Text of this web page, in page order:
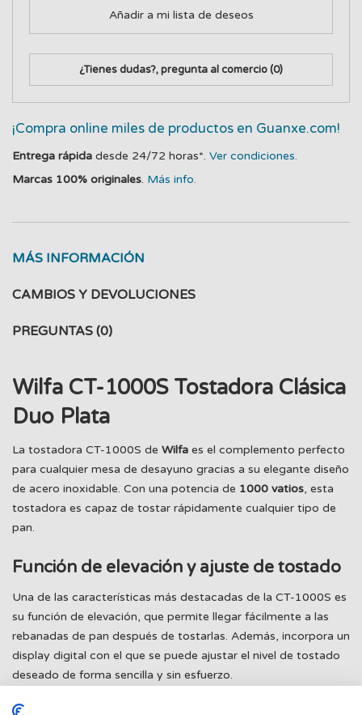
Añadir a mi lista de deseos
¿Tienes dudas?, pregunta al comercio(0)
¡Compra online miles de productos en Guanxe.com!
Entrega rápida desde 24/72 horas*. Ver condiciones.
Marcas 100% originales. Más info.
MÁS INFORMACIÓN
CAMBIOS Y DEVOLUCIONES
PREGUNTAS (0)
Wilfa CT-1000S Tostadora Clásica
Duo Plata
La tostadora CT-1000S de Wilfa es el complemento perfecto
para cualquier mesa de desayuno gracias a su elegante diseño
de acero inoxidable. Con una potencia de 1000 vatios, esta
tostadora es capaz de tostar rápidamente cualquier tipo de
pan.
Función de elevación y ajuste de tostado
Una de las características más destacadas de la CT-1000S es
su función de elevación, que permite llegar fácilmente a las
rebanadas de pan después de tostarlas. Además, incorpora un
display digital con el que se puede ajustar el nivel de tostado
deseado de forma sencilla y sin esfuerzo.